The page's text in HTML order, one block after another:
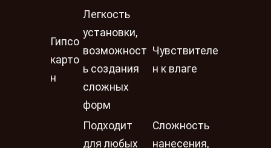
Гипсо
карто
н
Легкость
установки,
возможност
ь создания
сложных
форм
Чувствителе
н к влаге
Подходит
для любых
Сложность
нанесения,